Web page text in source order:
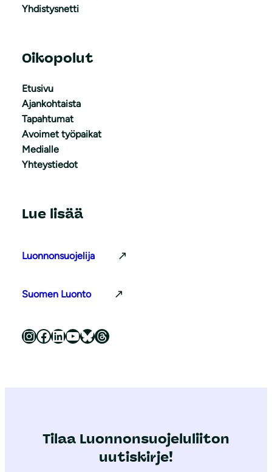
Yhdistysnetti
Oikopolut
Etusivu
Ajankohtaista
Tapahtumat
Avoimet työpaikat
Medialle
Yhteystiedot
Lue lisää
Luonnonsuojelija
Suomen Luonto
Luonnonsuojeluliitto Instagramissa Luonnonsuojeluliitto Facebookissa Luonnonsuojeluliitto LinkedInissä Luonnonsuojeluliiton YouTube-kanava Luonnonsuojeluliitto Blueskyssa Luonnonsuojeluliitto Threadsissa
Tilaa Luonnonsuojeluliiton
uutiskirje!